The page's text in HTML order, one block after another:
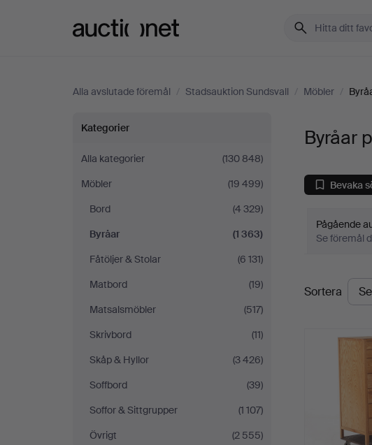
Alla avslutade föremål / Stadsauktion Sundsvall / Möbler /
Byråar
på
Stadsauktion
Sundsvall
Kategorier
Alla kategorier
(130 848)
Möbler
(19 499)
Bord
(4 329)
Byråar
(1 363)
Fåtöljer & Stolar
(6 131)
Matbord
(19)
Matsalsmöbler
(517)
Skrivbord
(11)
Skåp & Hyllor
(3 426)
Soffbord
(39)
Soffor & Sittgrupper
(1 107)
Övrigt
(2 555)
Byråar
Bevaka
Pågående
Se föremål
Sortera